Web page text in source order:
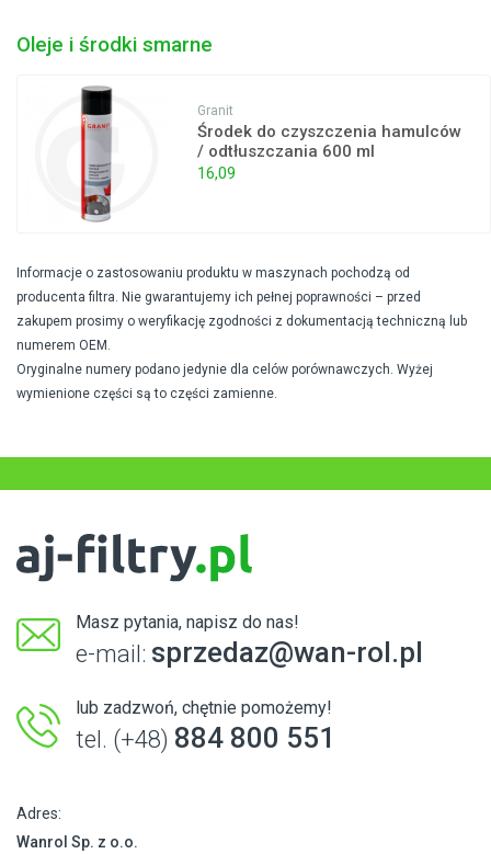
Oleje i środki smarne
Granit
Środek do czyszczenia hamulców
/ odtłuszczania 600 ml
16,09
Informacje o zastosowaniu produktu w maszynach pochodzą od
producenta filtra. Nie gwarantujemy ich pełnej poprawności – przed
zakupem prosimy o weryfikację zgodności z dokumentacją techniczną lub
numerem OEM.
Oryginalne numery podano jedynie dla celów porównawczych. Wyżej
wymienione części są to części zamienne.
Masz pytania, napisz do nas!
e-mail: sprzedaz@wan-rol.pl
lub zadzwoń, chętnie pomożemy!
tel. (+48) 884 800 551
Adres:
Wanrol Sp. z o.o.